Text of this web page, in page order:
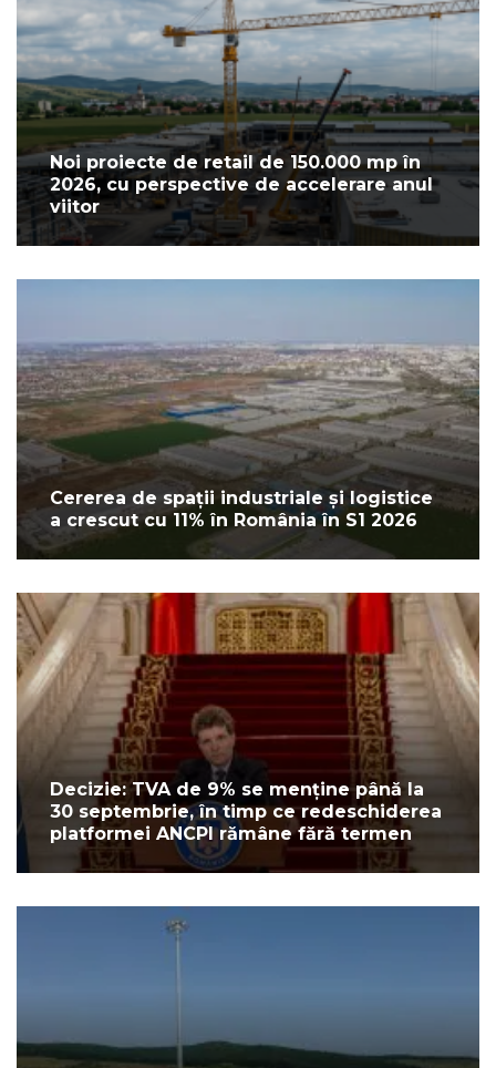
Noi proiecte de retail de 150.000 mp în
2026, cu perspective de accelerare anul
viitor
Cererea de spații industriale și logistice
a crescut cu 11% în România în S1 2026
Decizie: TVA de 9% se menține până la
30 septembrie, în timp ce redeschiderea
platformei ANCPI rămâne fără termen